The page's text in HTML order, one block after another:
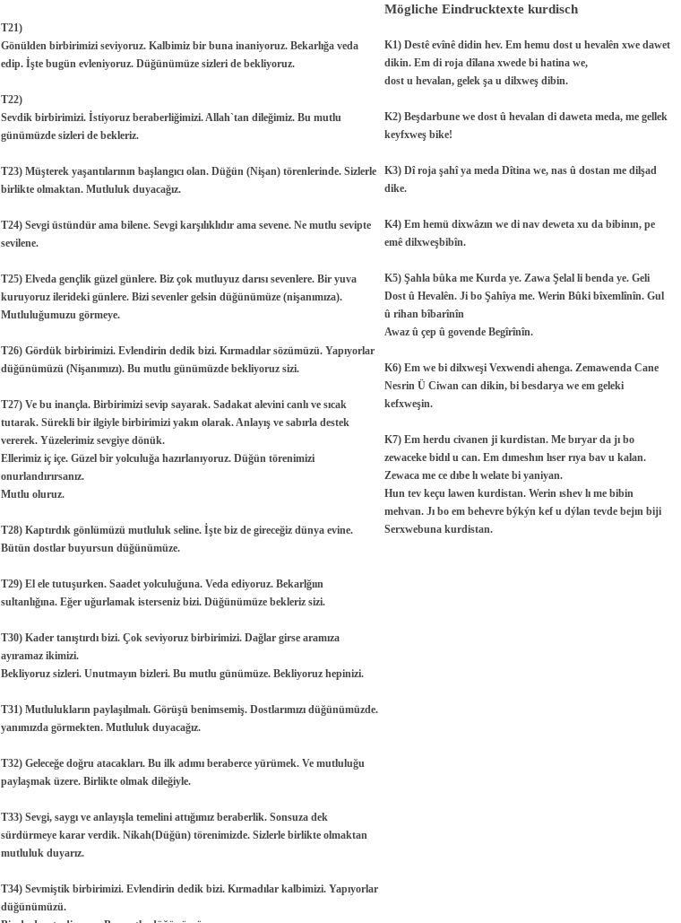
T21)
Gönülden birbirimizi seviyoruz. Kalbimiz bir buna inaniyoruz. Bekarlığa veda
edip. İşte bugün evleniyoruz. Düğünümüze sizleri de bekliyoruz.
T22)
Sevdik birbirimizi. İstiyoruz beraberliğimizi. Allah`tan dileğimiz. Bu mutlu
günümüzde sizleri de bekleriz.
T23) Müşterek yaşantılarının başlangıcı olan. Düğün (Nişan) törenlerinde. Sizlerle
birlikte olmaktan. Mutluluk duyacağız.
T24) Sevgi üstündür ama bilene. Sevgi karşılıklıdır ama sevene. Ne mutlu sevipte
sevilene.
T25) Elveda gençlik güzel günlere. Biz çok mutluyuz darısı sevenlere. Bir yuva
kuruyoruz ilerideki günlere. Bizi sevenler gelsin düğünümüze (nişanımıza).
Mutluluğumuzu görmeye.
T26) Gördük birbirimizi. Evlendirin dedik bizi. Kırmadılar sözümüzü. Yapıyorlar
düğünümüzü (Nişanımızı). Bu mutlu günümüzde bekliyoruz sizi.
T27) Ve bu inançla. Birbirimizi sevip sayarak. Sadakat alevini canlı ve sıcak
tutarak. Sürekli bir ilgiyle birbirimizi yakın olarak. Anlayış ve sabırla destek
vererek. Yüzelerimiz sevgiye dönük.
Ellerimiz iç içe. Güzel bir yolculuğa hazırlanıyoruz. Düğün törenimizi
onurlandırırsanız.
Mutlu oluruz.
T28) Kaptırdık gönlümüzü mutluluk seline. İşte biz de gireceğiz dünya evine.
Bütün dostlar buyursun düğünümüze.
T29) El ele tutuşurken. Saadet yolculuğuna. Veda ediyoruz. Bekarlğıın
sultanlığına. Eğer uğurlamak isterseniz bizi. Düğünümüze bekleriz sizi.
T30) Kader tanıştırdı bizi. Çok seviyoruz birbirimizi. Dağlar girse aramıza
ayıramaz ikimizi.
Bekliyoruz sizleri. Unutmayın bizleri. Bu mutlu günümüze. Bekliyoruz hepinizi.
T31) Mutlulukların paylaşılmalı. Görüşü benimsemiş. Dostlarımızı düğünümüzde.
yanımızda görmekten. Mutluluk duyacağız.
T32) Geleceğe doğru atacakları. Bu ilk adımı beraberce yürümek. Ve mutluluğu
paylaşmak üzere. Birlikte olmak dileğiyle.
T33) Sevgi, saygı ve anlayışla temelini attığımız beraberlik. Sonsuza dek
sürdürmeye karar verdik. Nikah(Düğün) törenimizde. Sizlerle birlikte olmaktan
mutluluk duyarız.
T34) Sevmiştik birbirimizi. Evlendirin dedik bizi. Kırmadılar kalbimizi. Yapıyorlar
düğünümüzü.
Mögliche Eindrucktexte kurdisch
K1) Destê evînê didin hev. Em hemu dost u hevalên xwe dawet
dikin. Em di roja dîlana xwede bi hatina we,
dost u hevalan, gelek şa u dilxweş dibin.
K2) Beşdarbune we dost û hevalan di daweta meda, me gellek
keyfxweş bike!
K3) Dî roja şahî ya meda Dîtina we, nas û dostan me dilşad
dike.
K4) Em hemü dixwâzın we di nav deweta xu da bibinın, pe
emê dilxweşbibîn.
K5) Şahla bûka me Kurda ye. Zawa Şelal li benda ye. Geli
Dost û Hevalên. Ji bo Şahîya me. Werin Bûki bîxemlînîn. Gul
û rihan bîbarînîn
Awaz û çep û govende Begîrînîn.
K6) Em we bi dilxweşi Vexwendi ahenga. Zemawenda Cane
Nesrin Ü Ciwan can dikin, bi besdarya we em geleki
kefxweşin.
K7) Em herdu civanen ji kurdistan. Me bıryar da jı bo
zewaceke bidıl u can. Em dımeshın lıser rıya bav u kalan.
Zewaca me ce dıbe lı welate bi yaniyan.
Hun tev keçu lawen kurdistan. Werin ıshev lı me bibin
mehvan. Jı bo em behevre býkýn kef u dýlan tevde bejın biji
Serxwebuna kurdistan.